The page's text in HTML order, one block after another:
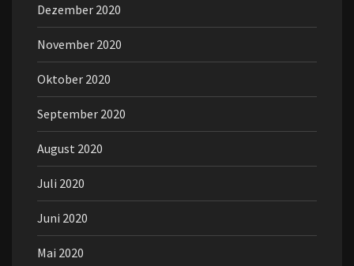
Dezember 2020
November 2020
Oktober 2020
September 2020
August 2020
Juli 2020
Juni 2020
Mai 2020